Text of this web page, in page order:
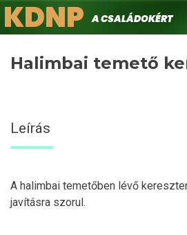
Ugrás
a
Keresés
KDNPA családokért.
Halimbai temető
Leírás
A halimbai temetőben lévő
javításra szorul.